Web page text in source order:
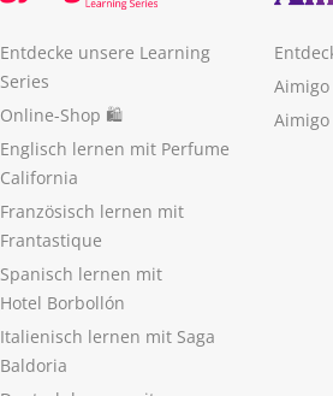
Entdecke unsere Learning
Series
Online-Shop 🛍
Englisch lernen mit Perfume
California
Französisch lernen mit
Frantastique
Spanisch lernen mit
Hotel Borbollón
Italienisch lernen mit Saga
Baldoria
Aimigo